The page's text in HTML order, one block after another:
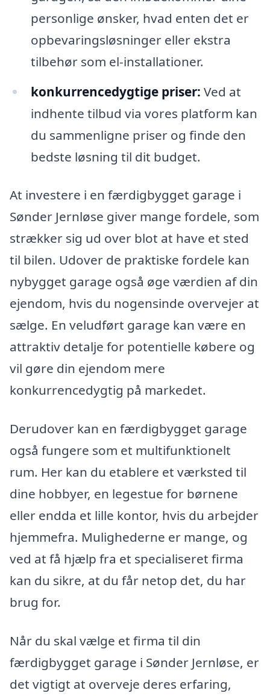
personlige ønsker, hvad enten det er
opbevaringsløsninger eller ekstra
tilbehør som el-installationer.
konkurrencedygtige priser: Ved at
indhente tilbud via vores platform kan
du sammenligne priser og finde den
bedste løsning til dit budget.
At investere i en færdigbygget garage i
Sønder Jernløse giver mange fordele, som
strækker sig ud over blot at have et sted
til bilen. Udover de praktiske fordele kan
nybygget garage også øge værdien af din
ejendom, hvis du nogensinde overvejer at
sælge. En veludført garage kan være en
attraktiv detalje for potentielle købere og
vil gøre din ejendom mere
konkurrencedygtig på markedet.
Derudover kan en færdigbygget garage
også fungere som et multifunktionelt
rum. Her kan du etablere et værksted til
dine hobbyer, en legestue for børnene
eller endda et lille kontor, hvis du arbejder
hjemmefra. Mulighederne er mange, og
ved at få hjælp fra et specialiseret firma
kan du sikre, at du får netop det, du har
brug for.
Når du skal vælge et firma til din
færdigbygget garage i Sønder Jernløse, er
det vigtigt at overveje deres erfaring,